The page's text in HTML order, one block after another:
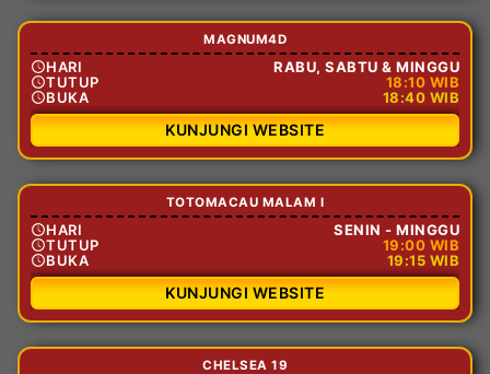
MAGNUM4D
HARI
RABU, SABTU & MINGGU
TUTUP
18:10 WIB
BUKA
18:40 WIB
KUNJUNGI WEBSITE
TOTOMACAU MALAM I
HARI
SENIN - MINGGU
TUTUP
19:00 WIB
BUKA
19:15 WIB
KUNJUNGI WEBSITE
CHELSEA 19